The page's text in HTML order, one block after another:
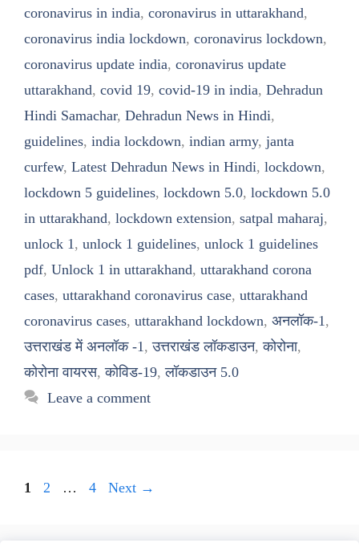
coronavirus in india, coronavirus in uttarakhand,
coronavirus india lockdown, coronavirus lockdown,
coronavirus update india, coronavirus update
uttarakhand, covid 19, covid-19 in india, Dehradun
Hindi Samachar, Dehradun News in Hindi,
guidelines, india lockdown, indian army, janta
curfew, Latest Dehradun News in Hindi, lockdown,
lockdown 5 guidelines, lockdown 5.0, lockdown 5.0
in uttarakhand, lockdown extension, satpal maharaj,
unlock 1 , unlock 1 guidelines, unlock 1 guidelines
pdf, Unlock 1 in uttarakhand, uttarakhand corona
cases, uttarakhand coronavirus case, uttarakhand
coronavirus cases, uttarakhand lockdown, अनलॉक-1 ,
उत्तराखंड में अनलॉक -1 ,उत्तराखंड लॉकडाउन,कोरोना,
कोरोना वायरस,कोविड-19,लॉकडाउन 5.0
Leave a comment
Page
1 Page
2 … Page
4 Next →